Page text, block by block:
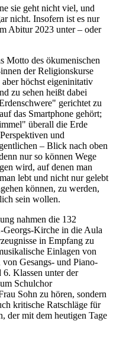
sie geht nicht viel, und
nicht. Insofern ist es nur
Abitur 2023 unter – oder
Motto des ökumenischen
der Religionskurse
höchst eigeninitativ
zu sehen heißt dabei
gerichtet zu
das Smartphone gehört;
überall die Erde
und
– Blick nach oben
nur so können Wege
wird, auf denen man
lebt und nicht nur gelebt
können, zu werden,
sein wollen.
nahmen die 132
Georgs-Kirche in die Aula
in Empfang zu
Einlagen von
Gesangs- und Piano-
Klassen unter der
Schulchor
Sohn zu hören, sondern
kritische Ratschläge für
der mit dem heutigen Tage